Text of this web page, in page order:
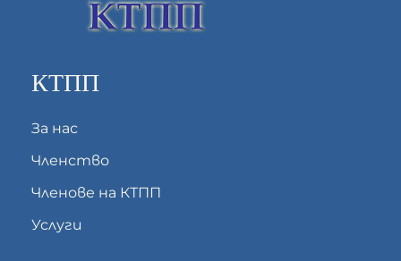
КТПП
За нас
Членство
Членове на КТПП
Услуги